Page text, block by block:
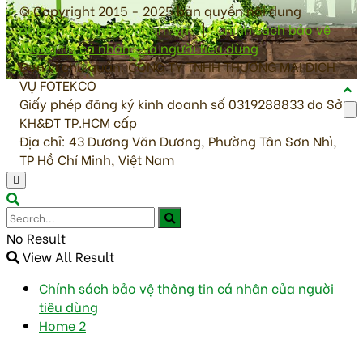
© Copyright 2015 - 2025 bản quyền nội dung
antoanvesinhthucpham.vn|Chính sách bảo vệ
thông tin cá nhân của người tiêu dùng
Đơn vị chủ quản: CÔNG TY TNHH THƯƠNG MẠI DỊCH
VỤ FOTEKCO
Giấy phép đăng ký kinh doanh số 0319288833 do Sở
KH&ĐT TP.HCM cấp
Địa chỉ: 43 Dương Văn Dương, Phường Tân Sơn Nhì,
TP Hồ Chí Minh, Việt Nam
No Result
View All Result
Chính sách bảo vệ thông tin cá nhân của người
tiêu dùng
Home 2